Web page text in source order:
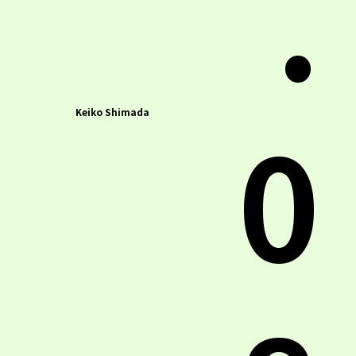
Keiko Shimada
0